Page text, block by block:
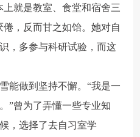
就是教室、食堂和宿舍三
，反而甘之如饴。她对自
，多参与科研试验，而这
能做到坚持不懈。“我是一
”曾为了弄懂一些专业知
，选择了去自习室学